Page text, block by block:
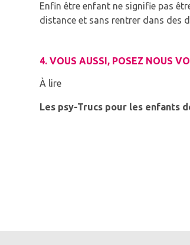
Enfin être enfant ne signifie pas
distance et sans rentrer dans des
4. VOUS AUSSI, POSEZ NOUS
À lire
Les psy-Trucs pour les enfants